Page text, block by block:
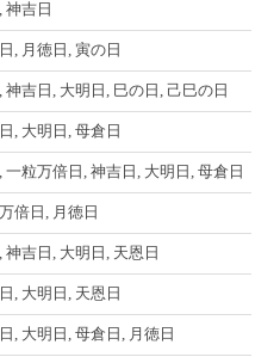
神吉日
, 月徳日, 寅の日
神吉日, 大明日, 巳の日, 己巳の日
, 大明日, 母倉日
一粒万倍日, 神吉日, 大明日, 母倉日
倍日, 月徳日
神吉日, 大明日, 天恩日
, 大明日, 天恩日
, 大明日, 母倉日, 月徳日